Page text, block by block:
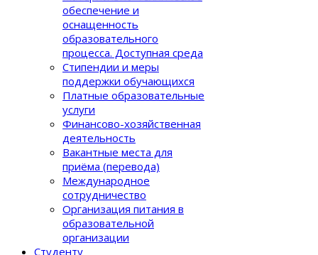
обеспечение и
оснащенность
образовательного
процеcса. Доступная среда
Стипендии и меры
поддержки обучающихся
Платные образовательные
услуги
Финансово-хозяйственная
деятельность
Вакантные места для
приёма (перевода)
Международное
сотрудничество
Организация питания в
образовательной
организации
Студенту